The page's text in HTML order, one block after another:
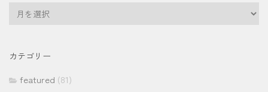
イ
カテゴリー
featured (81)